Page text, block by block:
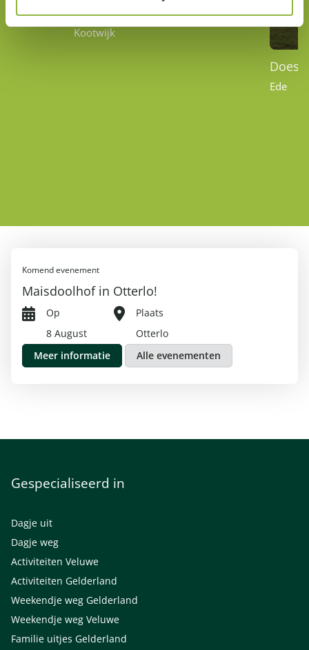
Radio Kootwijk
Kootwijk
Ede
Komend evenement
Maisdoolhof in Otterlo!
Op
8 August
Plaats
Otterlo
Meer informatie
Alle evenementen
Gespecialiseerd in
Dagje uit
Dagje weg
Activiteiten Veluwe
Activiteiten Gelderland
Weekendje weg Gelderland
Weekendje weg Veluwe
Familie uitjes Gelderland